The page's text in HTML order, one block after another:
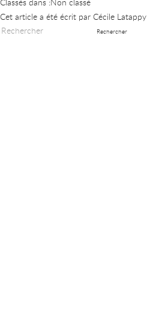
Cet article a été écrit par Cécile Latappy
Rechercher